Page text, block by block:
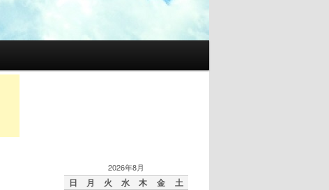
2026年8月
日 月 火 水 木 金 土